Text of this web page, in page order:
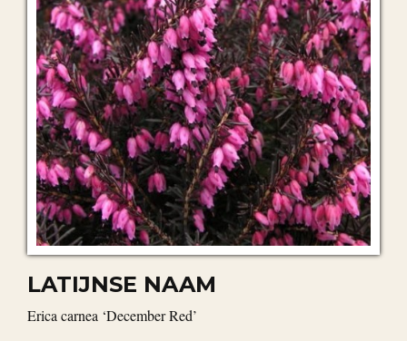
LATIJNSE NAAM
Erica carnea ‘December Red’